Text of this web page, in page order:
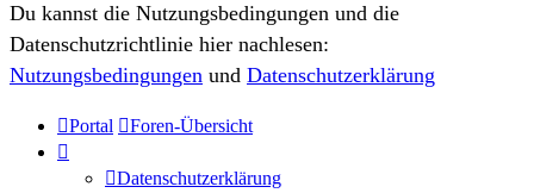
Du kannst die Nutzungsbedingungen und die
Datenschutzrichtlinie hier nachlesen:
Nutzungsbedingungen und Datenschutzerklärung
Portal Foren-Übersicht
Datenschutzerklärung